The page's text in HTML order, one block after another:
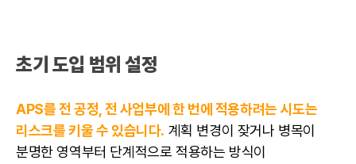
초기 도입 범위 설정
APS를 전 공정, 전 사업부에 한 번에 적용하려는 시도는
리스크를 키울 수 있습니다. 계획 변경이 잦거나 병목이
분명한 영역부터 단계적으로 적용하는 방식이